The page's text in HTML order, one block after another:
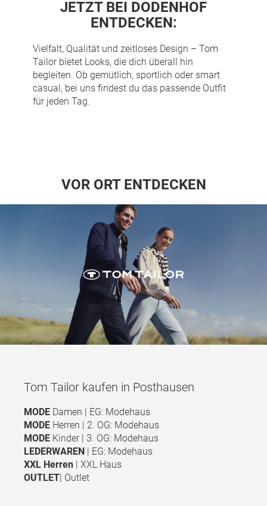
JETZT BEI DODENHOF
ENTDECKEN:
Vielfalt, Qualität und zeitloses Design – Tom
Tailorbietet Looks, die dich überall hin
begleiten. Ob gemütlich, sportlich oder smart
casual, bei uns findest du das passende Outfit
für jeden Tag.
VOR ORT ENTDECKEN
Tom Tailor kaufen in Posthausen
MODE Damen | EG: Modehaus
MODE Herren | 2. OG: Modehaus
MODE Kinder | 3. OG: Modehaus
LEDERWAREN | EG: Modehaus
XXL Herren | XXL Haus
OUTLET| Outlet